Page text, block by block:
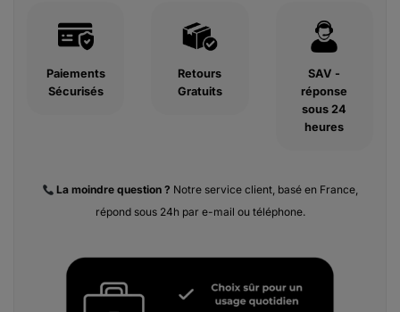
Paiements
Sécurisés
Retours
Gratuits
SAV -
réponse
sous 24
heures
La moindre question ? Notre service client, basé en France,
répond sous 24h par e-mail ou téléphone.